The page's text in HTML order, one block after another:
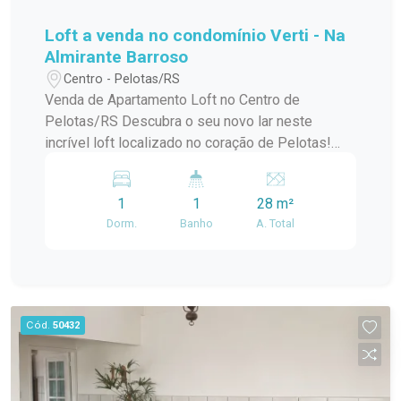
Loft a venda no condomínio Verti - Na
Almirante Barroso
Centro - Pelotas/RS
Venda de Apartamento Loft no Centro de
Pelotas/RS Descubra o seu novo lar neste
incrível loft localizado no coração de Pelotas!
construção, oferece o melhor da modernidade e
conforto, ideal para quem busca praticidade e
estilo de vida urbano. Com uma localização
entretenimento. O condomínio conta com uma
infraestrutura de lazer completa, perfeita para
relaxar e aproveitar momentos especiais com
amigos e familiares. O loft possui um design
1
Dorm.
1
Banho
28 m²
A. Total
Cód. 50432